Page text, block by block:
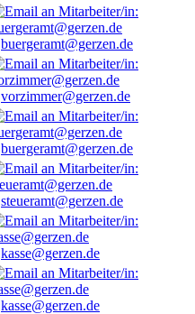
buergeramt@gerzen.de
vorzimmer@gerzen.de
buergeramt@gerzen.de
steueramt@gerzen.de
kasse@gerzen.de
kasse@gerzen.de